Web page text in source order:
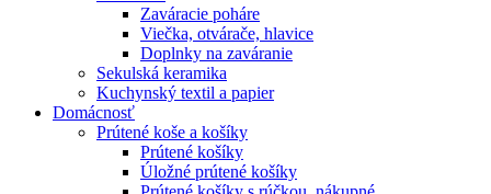
Zaváracie poháre
Viečka, otvárače, hlavice
Doplnky na zaváranie
Sekulská keramika
Kuchynský textil a papier
Domácnosť
Prútené koše a košíky
Prútené košíky
Úložné prútené košíky